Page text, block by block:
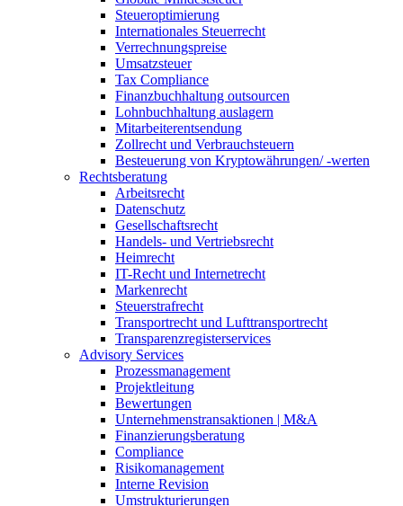
Steueroptimierung
Internationales Steuerrecht
Verrechnungspreise
Umsatzsteuer
Tax Compliance
Finanzbuchhaltung outsourcen
Lohnbuchhaltung auslagern
Mitarbeiterentsendung
Zollrecht und Verbrauchsteuern
Besteuerung von Kryptowährungen/ -werten
Rechtsberatung
Arbeitsrecht
Datenschutz
Gesellschaftsrecht
Handels- und Vertriebsrecht
Heimrecht
IT-Recht und Internetrecht
Markenrecht
Steuerstrafrecht
Transportrecht und Lufttransportrecht
Transparenzregisterservices
Advisory Services
Prozessmanagement
Projektleitung
Bewertungen
Unternehmenstransaktionen | M&A
Finanzierungsberatung
Compliance
Risikomanagement
Interne Revision
Umstrukturierungen